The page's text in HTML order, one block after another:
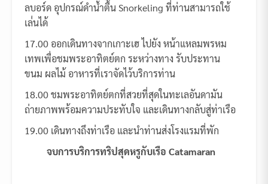
ลบอร์ด อุปกรณ์ดำน้ำตื้น Snorkeling ที่ท่านสามารถใช้
เล่่นได้
17.00 ออกเดินทางจากเกาะเฮ ไปยัง หน้าแหลมพรหม
เทพเพื่อชมพระอาทิตย์ตก ระหว่างทาง รับประทาน
ขนม ผลไม้ อาหารที่เราจัดไว้บริการท่าน
18.00 ชมพระอาทิตย์ตกที่สวยที่สุดในทะเลอันดามัน
ถ่ายภาพพร้อมความประทับใจ และเดินทางกลับสู่ท่าเรือ
19.00 เดินทางถึงท่าเรือ และนำท่านส่งโรงแรมที่พัก
จบการบริการทริปสุดหรูกับเรือ Catamaran